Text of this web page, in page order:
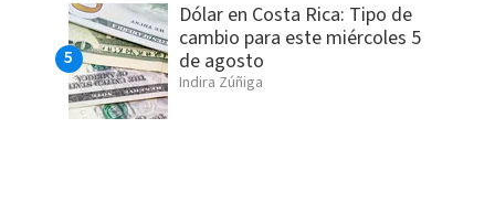
Dólar en Costa Rica: Tipo de
cambio para este miércoles 5
de agosto
Indira Zúñiga